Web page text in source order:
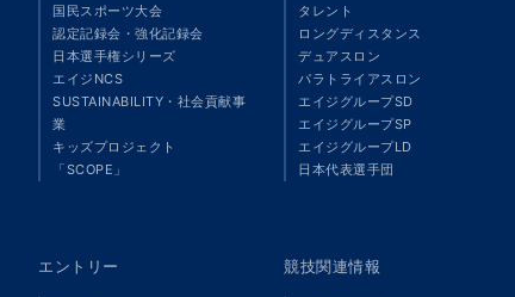
国民スポーツ大会
認定記録会・強化記録会
日本選手権シリーズ
エイジNCS
SUSTAINABILITY・社会貢献事
業
キッズプロジェクト
「SCOPE」
タレント
ロングディスタンス
デュアスロン
パラトライアスロン
エイジグループSD
エイジグループSP
エイジグループLD
日本代表選手団
エントリー 競技関連情報